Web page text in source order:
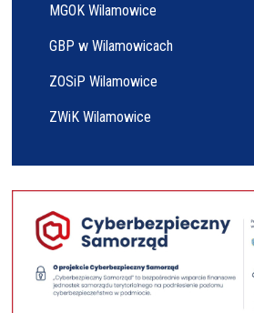
MGOK Wilamowice
GBP w Wilamowicach
ZOSiP Wilamowice
ZWiK Wilamowice